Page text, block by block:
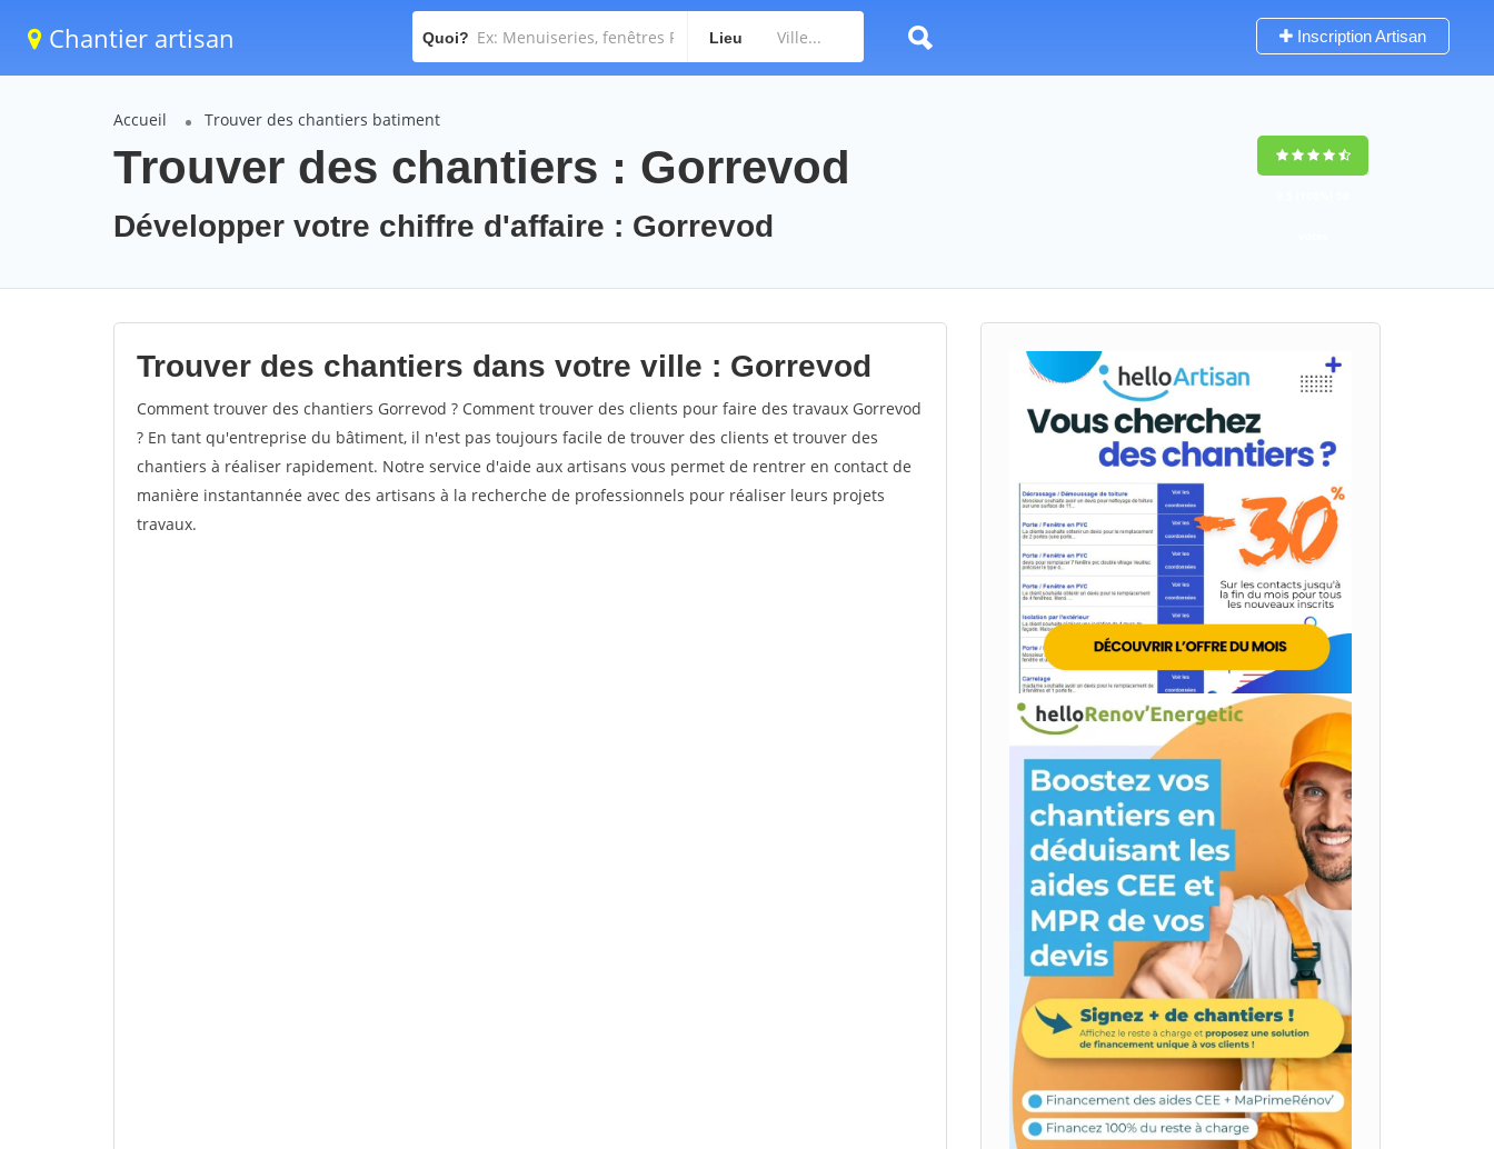
Chantier artisan Quoi? Lieu Inscription Artisan
Accueil Trouver des chantiers batiment
Trouver des chantiers : Gorrevod
Développer votre chiffre d'affaire : Gorrevod
Trouver des chantiers dans votre ville : Gorrevod
Comment trouver des chantiers Gorrevod ? Comment trouver des clients pour faire des travaux Gorrevod
? En tant qu'entreprise du bâtiment, il n'est pas toujours facile de trouver des clients et trouver des
chantiers à réaliser rapidement. Notre service d'aide aux artisans vous permet de rentrer en contact de
manière instantannée avec des artisans à la recherche de professionnels pour réaliser leurs projets
travaux.